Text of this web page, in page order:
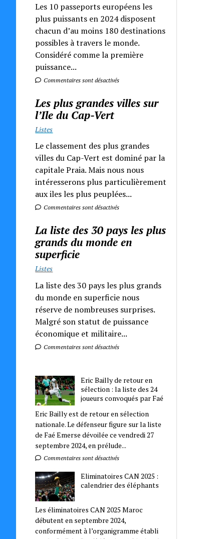
Les 10 passeports européens les
plus puissants en 2024 disposent
chacun d’au moins 180 destinations
possibles à travers le monde.
Considéré comme la première
puissance...
Commentaires sont désactivés
Les plus grandes villes sur
l’Ile du Cap-Vert
Listes
Le classement des plus grandes
villes du Cap-Vert est dominé par la
capitale Praia. Mais nous nous
intéresserons plus particulièrement
aux iles les plus peuplées...
Commentaires sont désactivés
La liste des 30 pays les plus
grands du monde en
superficie
Listes
La liste des 30 pays les plus grands
du monde en superficie nous
réserve de nombreuses surprises.
Malgré son statut de puissance
économique et militaire...
Commentaires sont désactivés
Eric Bailly de retour en
sélection : la liste des 24
joueurs convoqués par Faé
Eric Bailly est de retour en sélection
nationale. Le défenseur figure sur la liste
de Faé Emerse dévoilée ce vendredi 27
septembre 2024, en prélude...
Commentaires sont désactivés
Eliminatoires CAN 2025 :
calendrier des éléphants
Les éliminatoires CAN 2025 Maroc
débutent en septembre 2024,
conformément à l’organigramme établi